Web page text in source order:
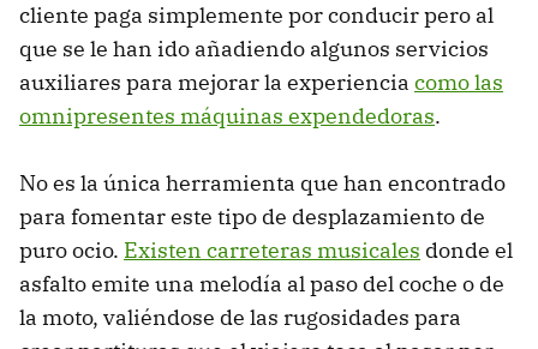
cliente paga simplemente por conducir pero al
que se le han ido añadiendo algunos servicios
auxiliares para mejorar la experiencia como las
omnipresentes máquinas expendedoras.
No es la única herramienta que han encontrado
para fomentar este tipo de desplazamiento de
puro ocio. Existen carreteras musicales donde el
asfalto emite una melodía al paso del coche o de
la moto, valiéndose de las rugosidades para